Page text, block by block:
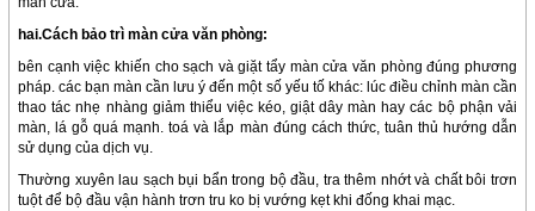
hai.Cách bảo trì màn cửa văn phòng:
bên cạnh việc khiến cho sạch và giặt tẩy màn cửa văn phòng đúng phương
pháp. các bạn màn cần lưu ý đến một số yếu tố khác: lúc điều chỉnh màn cần
thao tác nhẹ nhàng giảm thiểu việc kéo, giật dây màn hay các bộ phận vải
màn, lá gỗ quá mạnh. toá và lắp màn đúng cách thức, tuân thủ hướng dẫn
sử dụng của dịch vụ.
Thường xuyên lau sạch bụi bẩn trong bộ đầu, tra thêm nhớt và chất bôi trơn
tuột để bộ đầu vận hành trơn tru ko bị vướng kẹt khi đống khai mạc.